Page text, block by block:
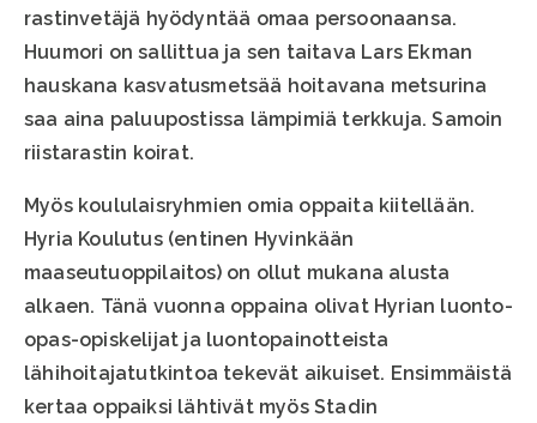
rastinvetäjä hyödyntää omaa persoonaansa.
Huumori on sallittua ja sen taitava Lars Ekman
hauskana kasvatusmetsää hoitavana metsurina
saa aina paluupostissa lämpimiä terkkuja. Samoin
riistarastin koirat.
Myös koululaisryhmien omia oppaita kiitellään.
Hyria Koulutus (entinen Hyvinkään
maaseutuoppilaitos) on ollut mukana alusta
alkaen. Tänä vuonna oppaina olivat Hyrian luonto-
opas-opiskelijat ja luontopainotteista
lähihoitajatutkintoa tekevät aikuiset. Ensimmäistä
kertaa oppaiksi lähtivät myös Stadin